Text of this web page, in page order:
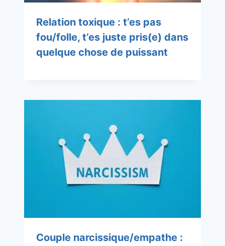
Relation toxique : t’es pas
fou/folle, t’es juste pris(e) dans
quelque chose de puissant
Couple narcissique/empathe :